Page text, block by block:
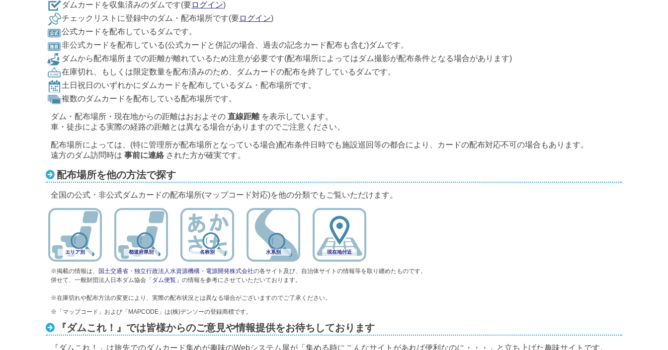
ダムカードを収集済みのダムです(要ログイン)
チェックリストに登録中のダム・配布場所です(要ログイン)
公式カードを配布しているダムです。
非公式カードを配布している(公式カードと併記の場合、過去の記念カード配布も含む)ダムです。
ダムから配布場所までの距離が離れているため注意が必要です(配布場所によってはダム撮影が配布条件となる場合があります)
在庫切れ、もしくは限定数量を配布済みのため、ダムカードの配布を終了しているダムです。
土日祝日のいずれかにダムカードを配布しているダム・配布場所です。
複数のダムカードを配布している配布場所です。
ダム・配布場所・現在地からの距離はおおよその 直線距離を表示しています。
車・徒歩による実際の経路の距離とは異なる場合がありますのでご注意ください。
配布場所によっては、(特に管理所が配布場所となっている場合)配布条件日時でも施設巡回等の都合により、カードの配布対応不可の場合もあります。
遠方のダム訪問時は 事前に連絡 された方が確実です。
配布場所を他の方法で探す
全国の公式・非公式ダムカードの配布場所(マップコード対応)を他の分類でもご覧いただけます。
エリア別 都道府県別 名称別 水系別 現在地付近
※掲載の情報は、 国土交通省 ・ 独立行政法人水資源機構 ・ 電源開発株式会社の各サイト及び、自治体サイトの情報等を取り纏めたものです。
併せて、一般財団法人日本ダム協会 「ダム便覧」 の情報を参考にさせていただいております。
※在庫切れや配布方法の変更により、実際の配布状況とは異なる場合がございますのでご了承ください。
※「マップコード」および「MAPCODE」は(株)デンソーの登録商標です。
『ダムこれ！』では皆様からのご意見や情報提供をお待ちしております
『ダムこれ！」は旅先でのダムカード集めが趣味のWebシステム屋が「集める時にこんなサイトがあれば便利なのに・・・」と立ち上げた趣味サイトです。